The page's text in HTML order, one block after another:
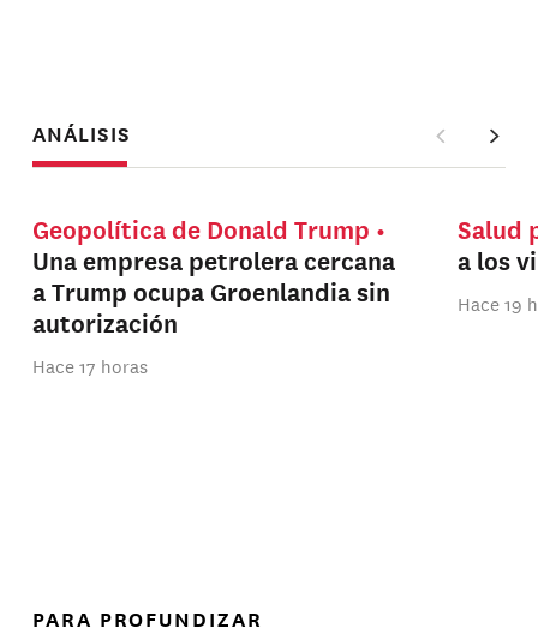
ANÁLISIS
Geopolítica de Donald Trump
Una empresa petrolera cercana
a Trump ocupa Groenlandia sin
autorización
Hace 17 horas
Salud
a los
Hace 19
PARA PROFUNDIZAR